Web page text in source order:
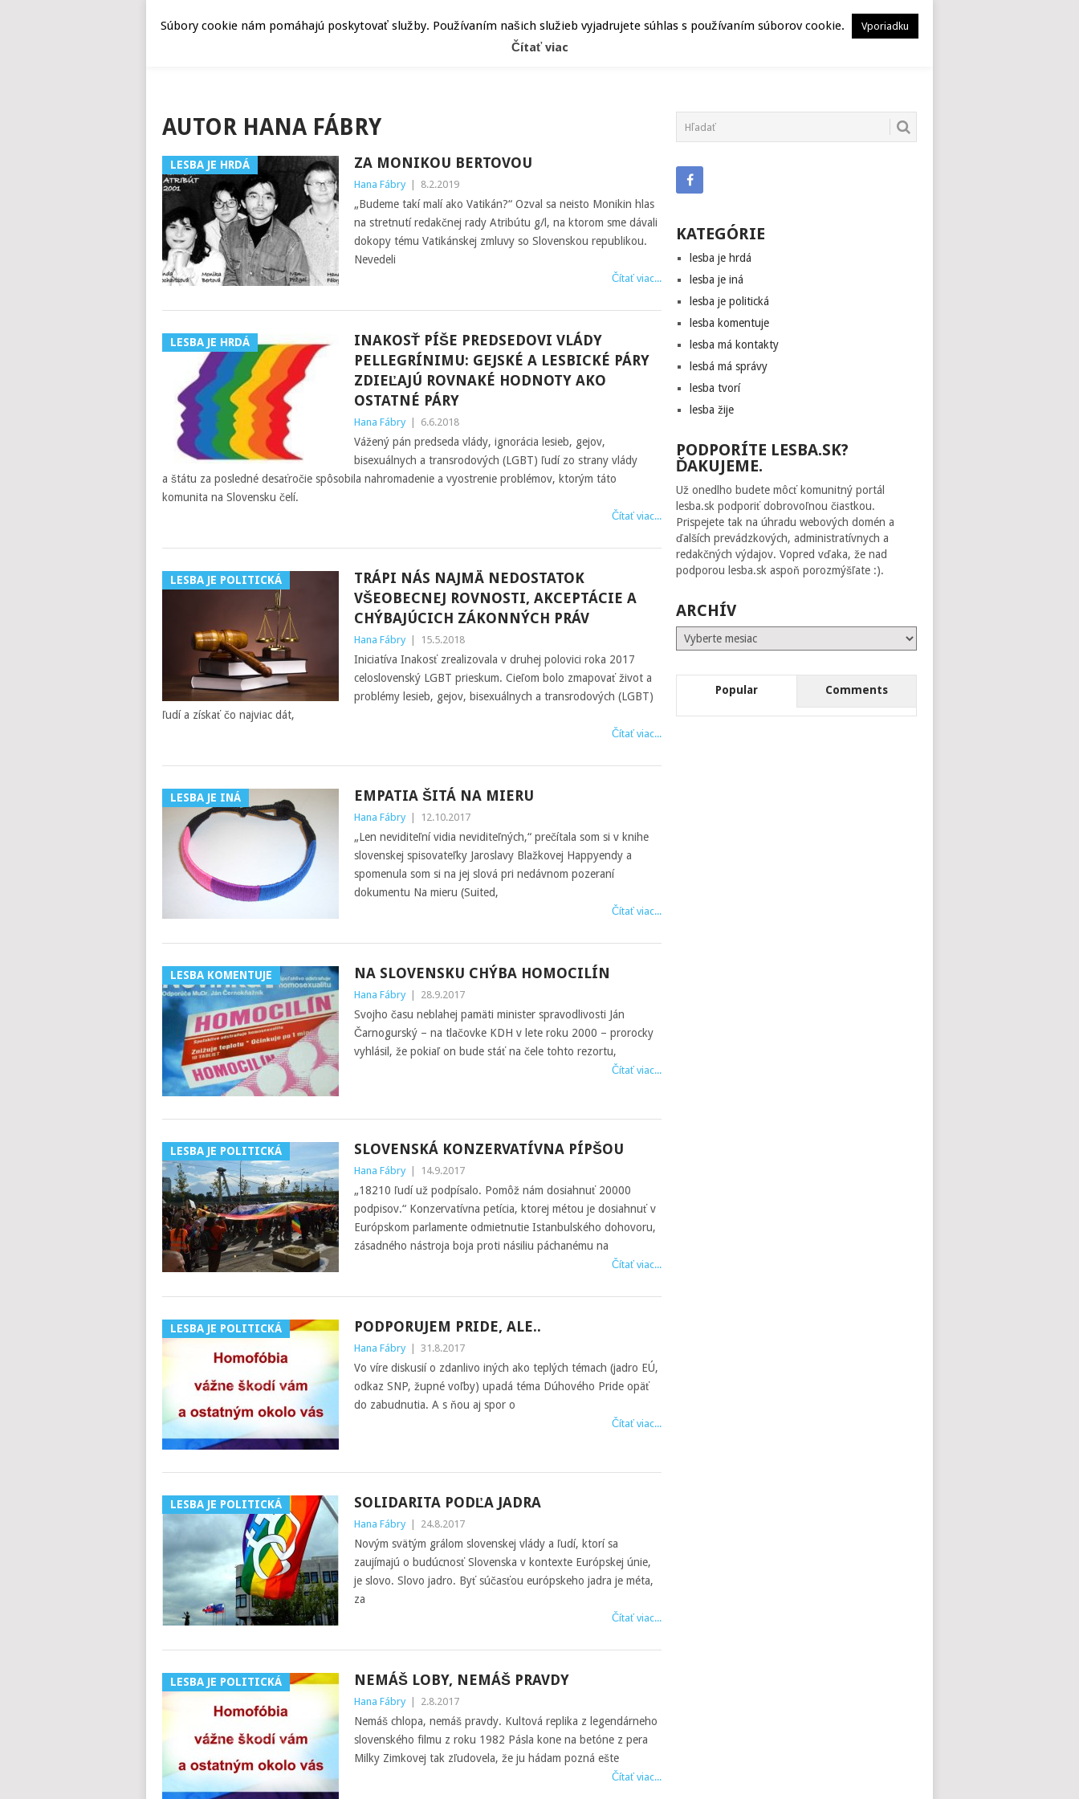
ČLÁNKY HEPY ATRIBÚT HERSTORY MUSEION
AUTOR HANA FÁBRY
LESBA JE HRDÁ ZA MONIKOU BERTOVOU
Hana Fábry 8.2.2019
„Budeme takí malí ako Vatikán?“ Ozval sa neisto Monikin hlas
na stretnutí redakčnej rady Atribútu g/l, na ktorom sme dávali
dokopy tému Vatikánskej zmluvy so Slovenskou republikou.
Nevedeli
Čítať viac...
LESBA JE HRDÁ
INAKOSŤ PÍŠE PREDSEDOVI VLÁDY
PELLEGRÍNIMU: GEJSKÉ A LESBICKÉ PÁRY
ZDIEĽAJÚ ROVNAKÉ HODNOTY AKO
OSTATNÉ PÁRY
Hana Fábry 6.6.2018
Vážený pán predseda vlády, ignorácia lesieb, gejov,
bisexuálnych a transrodových (LGBT) ľudí zo strany vlády
a štátu za posledné desaťročie spôsobila nahromadenie a vyostrenie problémov, ktorým táto
komunita na Slovensku čelí.
Čítať viac...
LESBA JE POLITICKÁ
TRÁPI NÁS NAJMÄ NEDOSTATOK
VŠEOBECNEJ ROVNOSTI, AKCEPTÁCIE A
CHÝBAJÚCICH ZÁKONNÝCH PRÁV
Hana Fábry 15.5.2018
Iniciatíva Inakosť zrealizovala v druhej polovici roka 2017
celoslovenský LGBT prieskum. Cieľom bolo zmapovať život a
problémy lesieb, gejov, bisexuálnych a transrodových (LGBT)
ľudí a získať čo najviac dát,
Čítať viac...
LESBA JE INÁ EMPATIA ŠITÁ NA MIERU
Hana Fábry 12.10.2017
„Len neviditeľní vidia neviditeľných,“ prečítala som si v knihe
slovenskej spisovateľky Jaroslavy Blažkovej Happyendy a
spomenula som si na jej slová pri nedávnom pozeraní
dokumentu Na mieru (Suited,
Čítať viac...
LESBA KOMENTUJE NA SLOVENSKU CHÝBA HOMOCILÍN
Hana Fábry 28.9.2017
Svojho času neblahej pamäti minister spravodlivosti Ján
Čarnogurský – na tlačovke KDH v lete roku 2000 – prorocky
vyhlásil, že pokiaľ on bude stáť na čele tohto rezortu,
Čítať viac...
LESBA JE POLITICKÁ SLOVENSKÁ KONZERVATÍVNA PÍPŠOU
Hana Fábry 14.9.2017
„18210 ľudí už podpísalo. Pomôž nám dosiahnuť 20000
podpisov.“ Konzervatívna petícia, ktorej métou je dosiahnuť v
Európskom parlamente odmietnutie Istanbulského dohovoru,
zásadného nástroja boja proti násiliu páchanému na
Čítať viac...
LESBA JE POLITICKÁ PODPORUJEM PRIDE, ALE..
Hana Fábry 31.8.2017
Vo víre diskusií o zdanlivo iných ako teplých témach (jadro EÚ,
odkaz SNP, župné voľby) upadá téma Dúhového Pride opäť
do zabudnutia. A s ňou aj spor o
Čítať viac...
LESBA JE POLITICKÁ SOLIDARITA PODĽA JADRA
Hana Fábry 24.8.2017
Novým svätým grálom slovenskej vlády a ľudí, ktorí sa
zaujímajú o budúcnosť Slovenska v kontexte Európskej únie,
je slovo. Slovo jadro. Byť súčasťou európskeho jadra je méta,
za
Čítať viac...
LESBA JE POLITICKÁ NEMÁŠ LOBY, NEMÁŠ PRAVDY
Hana Fábry 2.8.2017
Nemáš chlopa, nemáš pravdy. Kultová replika z legendárneho
slovenského filmu z roku 1982 Pásla kone na betóne z pera
Milky Zimkovej tak zľudovela, že ju hádam pozná ešte
Čítať viac...
KATEGÓRIE
lesba je hrdá
lesba je iná
lesba je politická
lesba komentuje
lesba má kontakty
lesbá má správy
lesba tvorí
lesba žije
PODPORÍTE LESBA.SK?
ĎAKUJEME.
Už onedlho budete môcť komunitný portál
lesba.sk podporiť dobrovoľnou čiastkou.
Prispejete tak na úhradu webových domén a
ďalších prevádzkových, administratívnych a
redakčných výdajov. Vopred vďaka, že nad
podporou lesba.sk aspoň porozmýšľate :).
ARCHÍV
Archív
Popular Comments
Súbory cookie nám pomáhajú poskytovať služby. Používaním našich služieb vyjadrujete súhlas s používaním súborov cookie. Vporiadku
Čítať viac